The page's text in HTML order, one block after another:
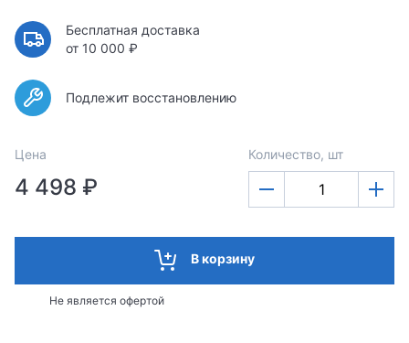
Бесплатная доставка
от 10 000 ₽
Подлежит восстановлению
Цена
4 498 ₽
Количество, шт
В корзину
Не является офертой